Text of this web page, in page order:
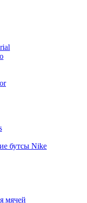
бутсы Nike
мячей